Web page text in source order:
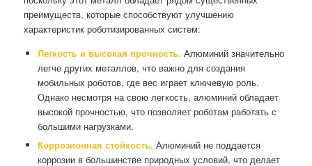
преимуществ, которые способствуют улучшению
характеристик роботизированных систем:
Легкость и высокая прочность. Алюминий значительно
легче других металлов, что важно для создания
мобильных роботов, где вес играет ключевую роль.
Однако несмотря на свою легкость, алюминий обладает
высокой прочностью, что позволяет роботам работать с
большими нагрузками.
Коррозионная стойкость. Алюминий не поддается
коррозии в большинстве природных условий, что делает